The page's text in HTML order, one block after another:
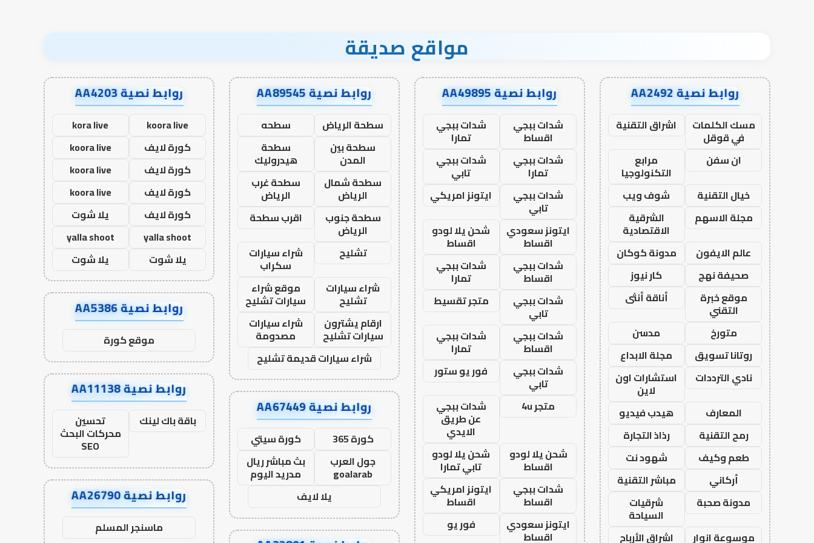
مواقع صديقة
روابط نصية AA2492
مسك الكلمات
في قوقل
اشراق التقنية
ان سفن
مرابع
التكنولوجيا
خيال التقنية
شوف ويب
مجلة الاسهم
الشرقية
الاقتصادية
عالم الايفون
مدونة كوكان
صحيفة نهج
كار نيوز
موقع خبرة
التقني
أناقة أنثى
متورخ
مدسن
روتانا تسويق
مجلة الابداع
نادي الترددات
استشارات اون
لاين
المعارف
هيدب فيديو
رمح التقنية
رذاذ التجارة
طعم وكيف
شهود نت
أركاني
مباشر التقنية
مدونة صحبة
شرقيات
السياحة
موسوعة انوار
اشراق الأرباح
روابط نصية AA49895
شدات ببجي
اقساط
شدات ببجي
تمارا
شدات ببجي
تمارا
شدات ببجي
تابي
شدات ببجي
تابي
ايتونز امريكي
ايتونز سعودي
اقساط
شحن يلا لودو
اقساط
شدات ببجي
اقساط
شدات ببجي
تمارا
شدات ببجي
تابي
متجر تقسيط
شدات ببجي
اقساط
شدات ببجي
تمارا
شدات ببجي
تابي
فور يو ستور
متجر 4u
شدات ببجي
عن طريق
الايدي
شحن يلا لودو
اقساط
شحن يلا لودو
تابي تمارا
شدات ببجي
اقساط
ايتونز امريكي
اقساط
ايتونز سعودي
اقساط
فور يو
روابط نصية AA89545
سطحة الرياض
سطحه
سطحة بين
المدن
سطحة
هيدروليك
سطحة شمال
الرياض
سطحة غرب
الرياض
سطحة جنوب
الرياض
اقرب سطحة
تشليح
شراء سيارات
سكراب
شراء سيارات
تشليح
موقع شراء
سيارات تشليح
ارقام يشترون
سيارات تشليح
شراء سيارات
مصدومة
شراء سيارات قديمة تشليح
روابط نصية AA67449
كورة 365
كورة سيتي
جول العرب
goalarab
بث مباشر ريال
مدريد اليوم
يلا لايف
روابط نصية AA4203
koora live
kora live
كورة لايف
koora live
كورة لايف
koora live
كورة لايف
koora live
كورة لايف
يلا شوت
yalla shoot
yalla shoot
يلا شوت
يلا شوت
روابط نصية AA5386
موقع كورة
روابط نصية AA11138
باقة باك لينك تحسين
محركات البحث
SEO
روابط نصية AA26790
ماسنجر المسلم